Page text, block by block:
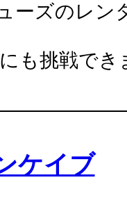
ーズのレン
も挑戦でき
ケイブ